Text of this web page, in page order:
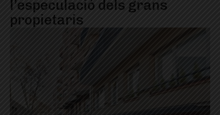
l’especulació dels grans
propietaris